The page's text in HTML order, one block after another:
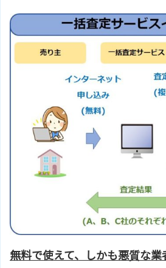
無料で使えて、しかも悪質な